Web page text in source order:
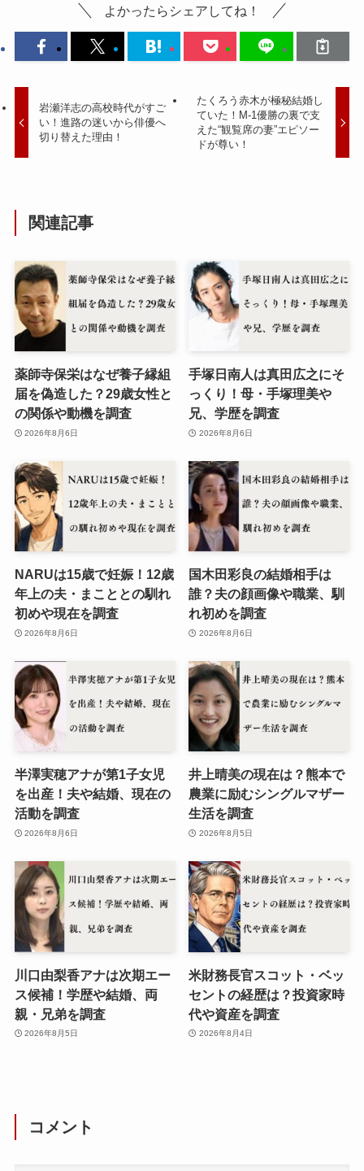
よかったらシェアしてね！
岩瀬洋志の高校時代がすご
い！進路の迷いから俳優へ
切り替えた理由！
たくろう赤木が極秘結婚し
ていた！M-1優勝の裏で支
えた“観覧席の妻”エピソー
ドが尊い！
関連記事
薬師寺保栄はなぜ養子縁組
届を偽造した？29歳女性と
の関係や動機を調査
2026年8月6日
手塚日南人は真田広之にそ
っくり！母・手塚理美や
兄、学歴を調査
2026年8月6日
NARUは15歳で妊娠！12歳
年上の夫・まこととの馴れ
初めや現在を調査
2026年8月6日
国木田彩良の結婚相手は
誰？夫の顔画像や職業、馴
れ初めを調査
2026年8月6日
半澤実穂アナが第1子女児
を出産！夫や結婚、現在の
活動を調査
2026年8月6日
井上晴美の現在は？熊本で
農業に励むシングルマザー
生活を調査
2026年8月5日
川口由梨香アナは次期エー
ス候補！学歴や結婚、両
親・兄弟を調査
2026年8月5日
米財務長官スコット・ベッ
セントの経歴は？投資家時
代や資産を調査
2026年8月4日
コメント